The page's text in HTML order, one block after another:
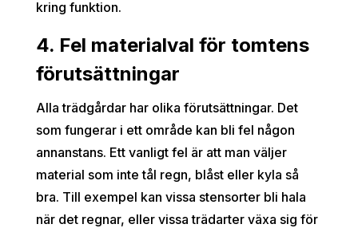
kring funktion.
4. Fel materialval för tomtens
förutsättningar
Alla trädgårdar har olika förutsättningar. Det
som fungerar i ett område kan bli fel någon
annanstans. Ett vanligt fel är att man väljer
material som inte tål regn, blåst eller kyla så
bra. Till exempel kan vissa stensorter bli hala
när det regnar, eller vissa trädarter växa sig för